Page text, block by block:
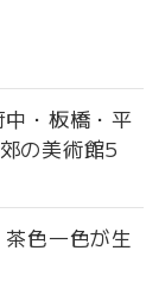
・板橋・平
の美術館5
色一色が生